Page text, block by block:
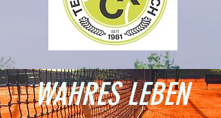
WAHRES LEBEN